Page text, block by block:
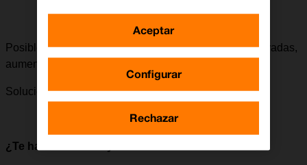
Posible causa 9 de 11:Si las notificaciones están activadas,
aumenta el consumo de batería.
Solución:Cómo desactivar las notificaciones
¿Te ha servido de ayuda?
Configurar
Rechazar
Aceptar